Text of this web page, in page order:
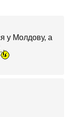
у Молдову, а